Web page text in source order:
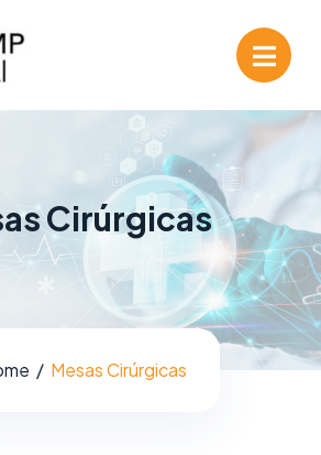
Cirúrgicas
Mesas Cirúrgicas